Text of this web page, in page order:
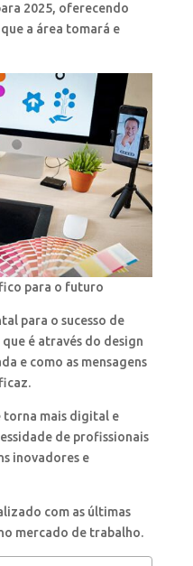
2025, oferecendo
a área tomará e
para o futuro
para o sucesso de
é através do design
e como as mensagens
torna mais digital e
de profissionais
inovadores e
com as últimas
mercado de trabalho.